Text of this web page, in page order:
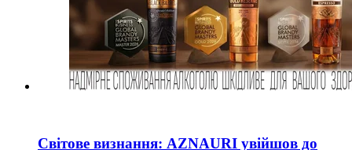
Світове визнання: AZNAURI увійшов до